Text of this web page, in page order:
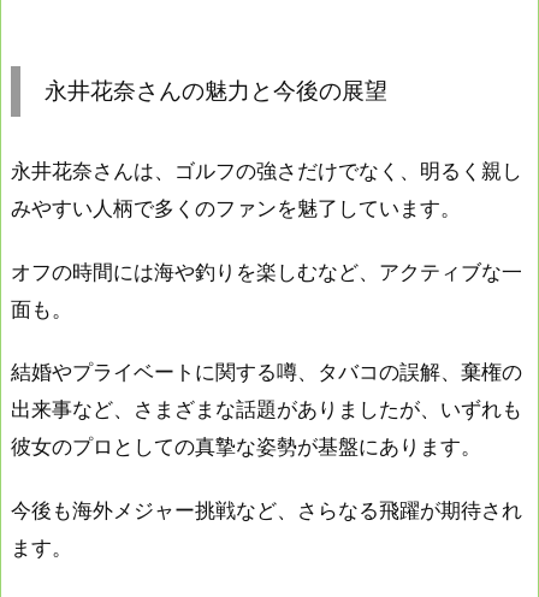
永井花奈さんの魅力と今後の展望
永井花奈さんは、ゴルフの強さだけでなく、明るく親し
みやすい人柄で多くのファンを魅了しています。
オフの時間には海や釣りを楽しむなど、アクティブな一
面も。
結婚やプライベートに関する噂、タバコの誤解、棄権の
出来事など、さまざまな話題がありましたが、いずれも
彼女のプロとしての真摯な姿勢が基盤にあります。
今後も海外メジャー挑戦など、さらなる飛躍が期待され
ます。